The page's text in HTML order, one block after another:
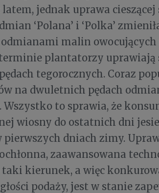
jednak uprawa cieszącej
‘Polana’ i ‘Polka’
malin owocujących
plantatorzy uprawiają
tegorocznych. Coraz
na dwuletnich pędach
Wszystko to sprawia, że
wiosny do ostatnich dni
dniach zimy.
zaawansowana
kierunek, a więc
podaży, jest w stanie